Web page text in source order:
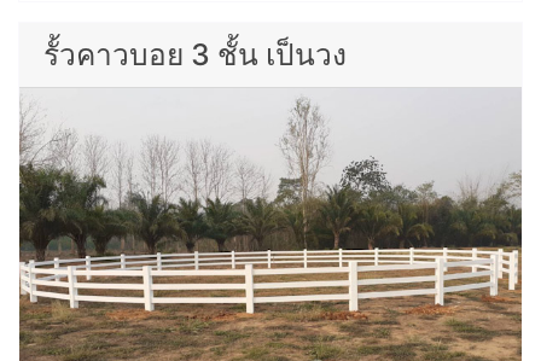
รั้วคาวบอย 3 ชั้น เป็นวง